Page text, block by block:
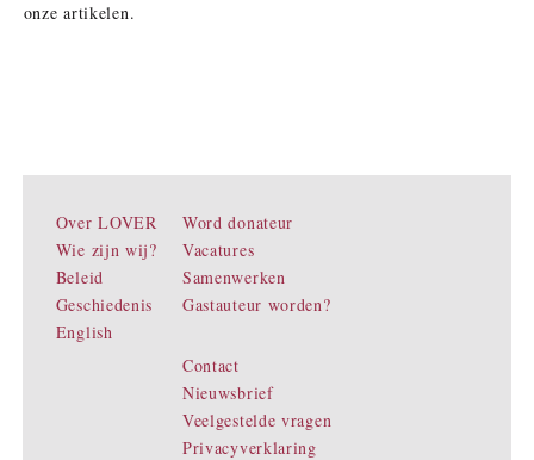
onze artikelen.
Over LOVER
Wie zijn wij?
Beleid
Geschiedenis
English
Word donateur
Vacatures
Samenwerken
Gastauteur worden?
Contact
Nieuwsbrief
Veelgestelde vragen
Privacyverklaring